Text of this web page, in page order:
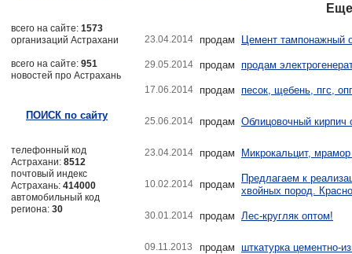
23.04.2014 продам Цемент тампонажный
29.05.2014 продам продам
17.06.2014 продам песок, щебень, пгс,
25.06.2014 продам Облицовочный кирпич
23.04.2014 продам Микрокальцит,
10.02.2014 продам
Предлагаем к
хвойных пород.
30.01.2014 продам Лес-кругляк оптом!
09.11.2013 продам шткатурка цементно-
всего на сайте: 1573
организаций Астрахани
всего на сайте: 951
новостей про Астрахань
ПОИСК по сайту
телефонный код
Астрахани: 8512
почтовый индекс
Астрахань: 414000
автомобильный код
региона: 30